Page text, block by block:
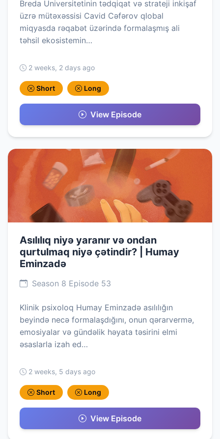
Breda Universitetinin tədqiqat və strateji inkişaf
üzrə mütəxəssisi Cavid Cəfərov qlobal
miqyasda rəqabət üzərində formalaşmış ali
təhsil ekosistemin…
2 weeks, 2 days ago
Short Long
View Episode
Asılılıq niyə yaranır və ondan
qurtulmaq niyə çətindir? | Humay
Eminzadə
Season 8 Episode 53
Klinik psixoloq Humay Eminzadə asılılığın
beyində necə formalaşdığını, onun qərarvermə,
emosiyalar və gündəlik həyata təsirini elmi
əsaslarla izah ed…
2 weeks, 5 days ago
Short Long
View Episode